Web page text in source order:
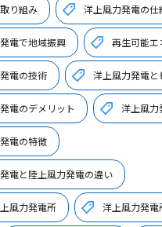
り組み 洋上風力発電の仕
電で地域振興 再生可能エ
電の技術 洋上風力発電と
電のデメリット 洋上風力
電の特徴
電と陸上風力発電の違い
風力発電所 洋上風力発電